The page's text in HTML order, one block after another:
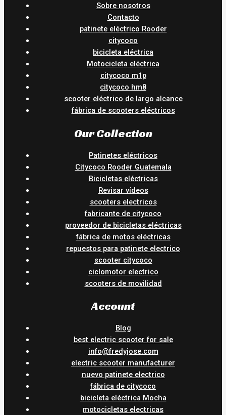
Sobre nosotros
Contacto
patinete eléctrico Rooder
citycoco
bicicleta eléctrica
Motocicleta eléctrica
citycoco m1p
citycoco hm8
scooter eléctrico de largo alcance
fábrica de scooters eléctricos
Our Collection
Patinetes eléctricos
Citycoco Rooder Guatemala
Bicicletas eléctricas
Revisar vídeos
scooters electricos
fabricante de citycoco
proveedor de bicicletas eléctricas
fábrica de motos eléctricas
repuestos para patinete electrico
scooter citycoco
ciclomotor electrico
scooters de movilidad
Account
Blog
best electric scooter for sale
info@fredyjose.com
electric scooter manufacturer
nuevo patinete electrico
fábrica de citycoco
bicicleta eléctrica Mocha
motocicletas electricas